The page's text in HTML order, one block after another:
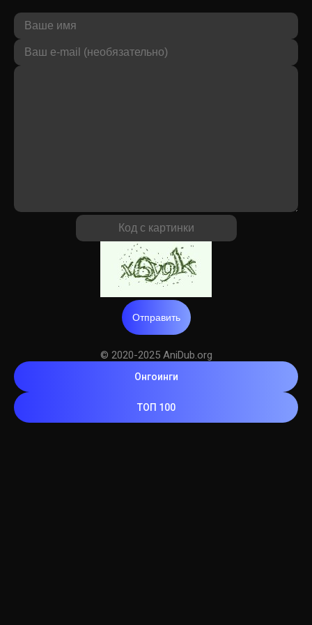
Отправить
© 2020-2025 AniDub.org
Онгоинги
ТОП 100